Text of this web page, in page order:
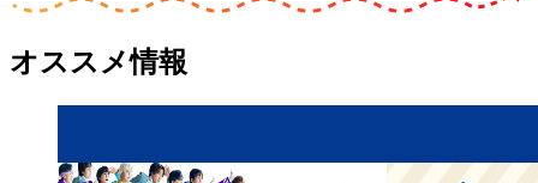
オススメ情報